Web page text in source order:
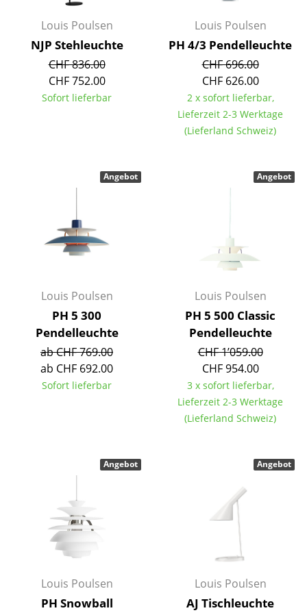
Spiegel
Figuren & Miniaturen
Vasen
Tabletts
Teppiche
... alle Accessoires
Räume
Zuhause
Wohnzimmer
Kinderzimmer
Diele
Badezimmer
Stauraum
Balkon & Garten
Louis Poulsen
NJP Stehleuchte
CHF 836.00
CHF 752.00
Sofort lieferbar
Louis Poulsen
PH 4/3 Pendelleuchte
CHF 696.00
CHF 626.00
2 x sofort lieferbar,
Lieferzeit 2-3 Werktage
(Lieferland Schweiz)
Louis Poulsen
PH 5 300
Pendelleuchte
ab CHF 769.00
ab CHF 692.00
Sofort lieferbar
Angebot
Louis Poulsen
PH 5 500 Classic
Pendelleuchte
CHF 1’059.00
CHF 954.00
3 x sofort lieferbar,
Lieferzeit 2-3 Werktage
(Lieferland Schweiz)
Angebot
Louis Poulsen
PH Snowball
Angebot
Louis Poulsen
AJ Tischleuchte
Angebot